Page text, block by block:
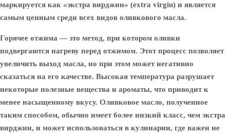
маркируется как «экстра вирджин» (extra virgin) и является
самым ценным среди всех видов оливкового масла.
Горячее отжима — это метод, при котором оливки
подвергаются нагреву перед отжимом. Этот процесс позволяет
увеличить выход масла, но при этом может негативно
сказаться на его качестве. Высокая температура разрушает
некоторые полезные вещества и ароматы, что приводит к
менее насыщенному вкусу. Оливковое масло, полученное
таким способом, обычно имеет более низкий класс, чем экстра
вирджин, и может использоваться в кулинарии, где важен не